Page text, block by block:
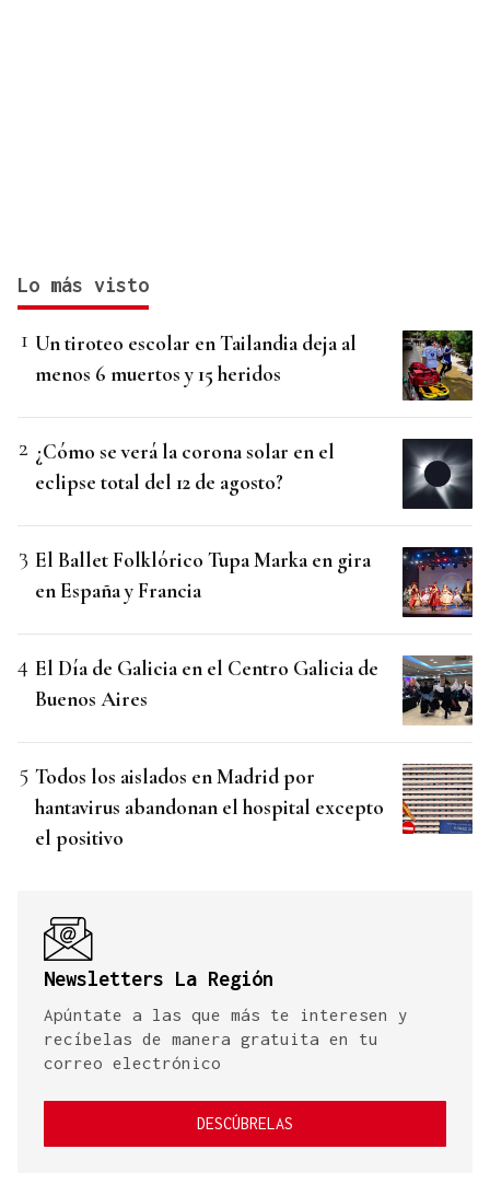
Lo más visto
Un tiroteo escolar en Tailandia deja al
menos 6 muertos y 15 heridos
¿Cómo se verá la corona solar en el
eclipse total del 12 de agosto?
El Ballet Folklórico Tupa Marka en gira
en España y Francia
El Día de Galicia en el Centro Galicia de
Buenos Aires
Todos los aislados en Madrid por
hantavirus abandonan el hospital excepto
el positivo
Newsletters La Región
Apúntate a las que más te interesen y
recíbelas de manera gratuita en tu
correo electrónico
DESCÚBRELAS